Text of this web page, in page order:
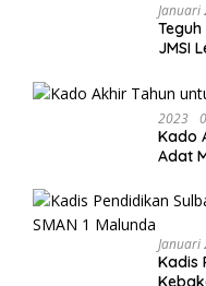
Januari
JMSI
2023
Kado
Adat
Januari
Kadis